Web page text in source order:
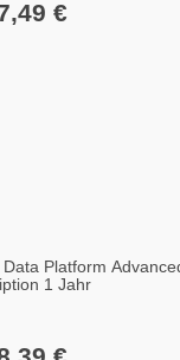
€
Data Platform
1 Jahr